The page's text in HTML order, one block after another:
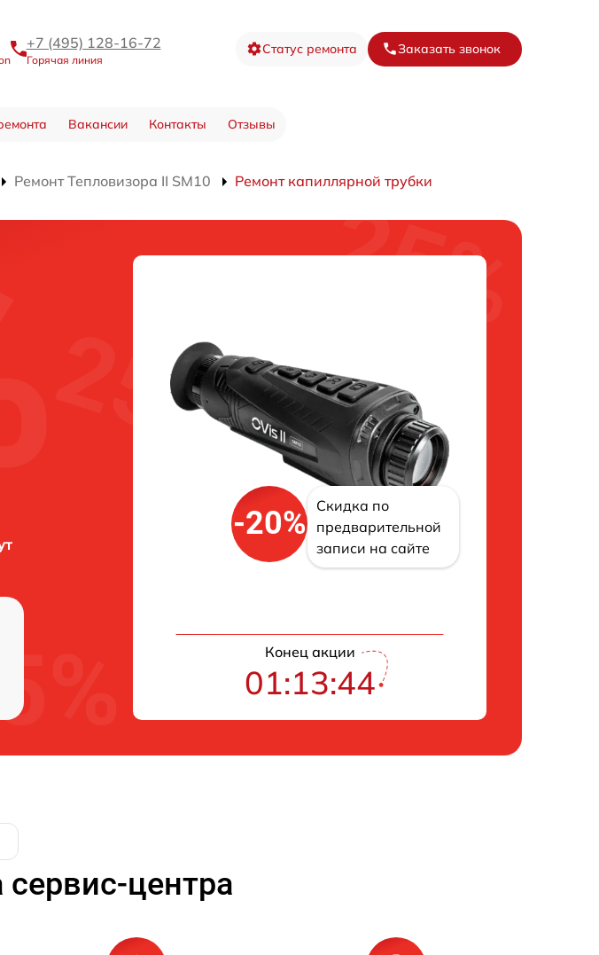
+7 (495) 128-16-72
Горячая линия
Статус ремонта Заказать звонок
Вакансии Контакты Отзывы
Ремонт Тепловизора II SM10 Ремонт капиллярной трубки
-20%
Скидка по
предварительной
записи на сайте
Конец акции
01:13:43
центра